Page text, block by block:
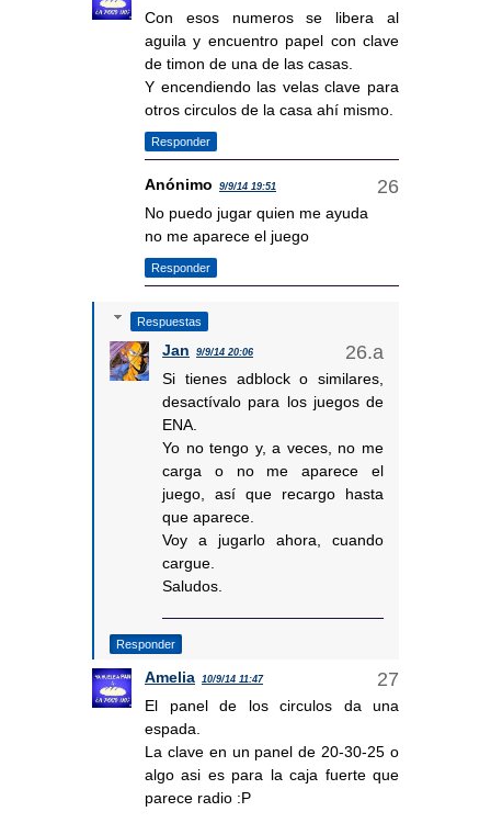
Con esos numeros se libera al
aguila y encuentro papel con clave
de timon de una de las casas.
Y encendiendo las velas clave para
otros circulos de la casa ahí mismo.
Responder
Anónimo 9/9/14 19:51
No puedo jugar quien me ayuda
no me aparece el juego
Responder
Respuestas
Jan 9/9/14 20:06
Si tienes adblock o similares,
desactívalo para los juegos de
ENA.
Yo no tengo y, a veces, no me
carga o no me aparece el
juego, así que recargo hasta
que aparece.
Voy a jugarlo ahora, cuando
cargue.
Saludos.
Responder
Amelia 10/9/14 11:47
El panel de los circulos da una
espada.
La clave en un panel de 20-30-25 o
algo asi es para la caja fuerte que
parece radio :P